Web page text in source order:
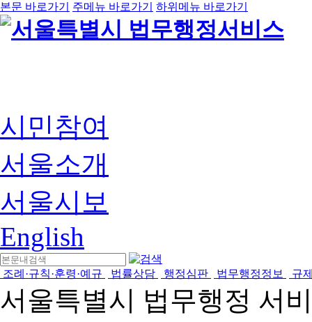
본문 바로가기 주메뉴 바로가기 하위메뉴 바로가기
시민참여
서울소개
서울시보
English
조례·규칙·훈령·예규 법률상담 행정심판 법무행정정보 규
서울특별시 법무행정 서